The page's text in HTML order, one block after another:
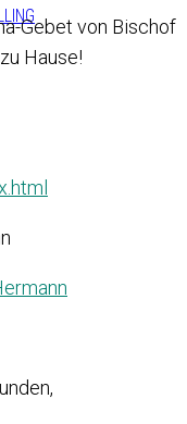
Gebet von Bischof
Hause!